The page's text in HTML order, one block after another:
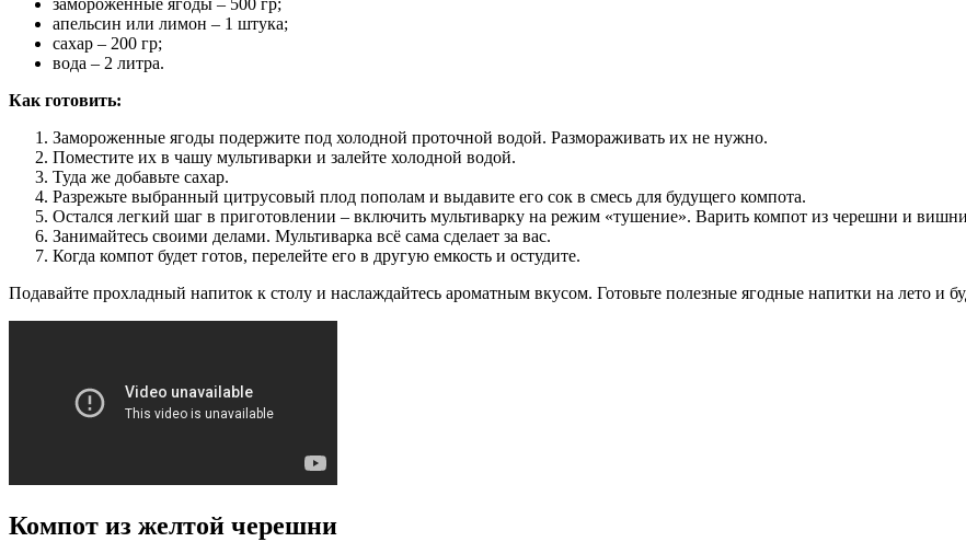
замороженные ягоды – 500 гр;
апельсин или лимон – 1 штука;
сахар – 200 гр;
вода – 2 литра.
Как готовить:
Замороженные ягоды подержите под холодной проточной водой. Размораживать их не нужно.
Поместите их в чашу мультиварки и залейте холодной водой.
Туда же добавьте сахар.
Разрежьте выбранный цитрусовый плод пополам и выдавите его сок в смесь для будущего компота.
Остался легкий шаг в приготовлении – включить мультиварку на режим «тушение». Варить компот из черешни и
Занимайтесь своими делами. Мультиварка всё сама сделает за вас.
Когда компот будет готов, перелейте его в другую емкость и остудите.
Подавайте прохладный напиток к столу и наслаждайтесь ароматным вкусом. Готовьте полезные ягодные напитки на лето и
Компот из желтой черешни